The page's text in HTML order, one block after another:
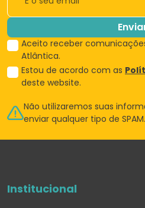
Aceito receber
Atlântica.
Estou de acordo com as
deste website.
Não utilizaremos suas
enviar qualquer tipo de SPAM.
Institucional